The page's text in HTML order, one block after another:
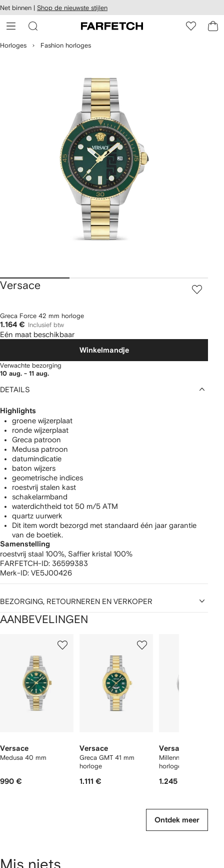
over en
naar de
Net binnen | Shop de nieuwste stijlen
Horloges Fashion horloges
Versace
Greca Force 42 mm horloge
1.164 € Inclusief btw
Eén maat beschikbaar
Winkelmandje
Verwachte bezorging
10 aug. - 11 aug.
DETAILS
Highlights
groene wijzerplaat
ronde wijzerplaat
Greca patroon
Medusa patroon
datumindicatie
baton wijzers
geometrische indices
roestvrij stalen kast
schakelarmband
waterdichtheid tot 50 m/5 ATM
quartz uurwerk
Dit item wordt bezorgd met standaard één jaar garantie
van de boetiek.
Samenstelling
roestvrij staal 100%, Saffier kristal 100%
FARFETCH-ID: 36599383
Merk-ID: VE5J00426
BEZORGING, RETOURNEREN EN VERKOPER
AANBEVELINGEN
Versace
Medusa 40 mm
990 €
Versace
Greca GMT 41 mm
horloge
1.111 €
Versace
Millennyium Gent 41
horloge
1.245 €
Ontdek meer
Mis niets